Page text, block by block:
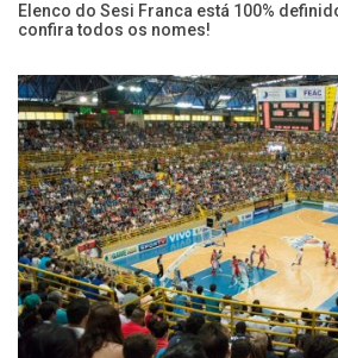
Elenco do Sesi Franca está 100%
confira todos os nomes!